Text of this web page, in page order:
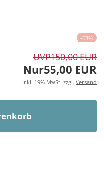
-63%
UVP150,00 EUR
Nur55,00 EUR
inkl. 19% MwSt. zzgl. Versand